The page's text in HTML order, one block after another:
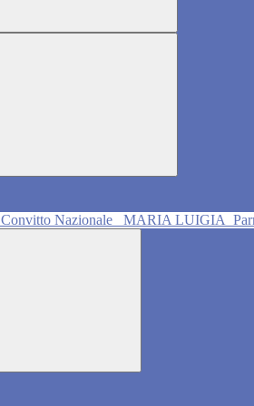
Convitto Nazionale MARIA LUIGIA